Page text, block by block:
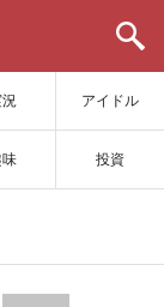
アイドル
味 投資